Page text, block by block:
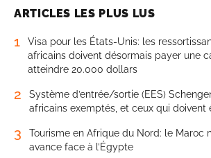
ARTICLES LES PLUS LUS
1
Visa pour les États-Unis: les
africains doivent désormais payer une
atteindre 20.000 dollars
2
Système d’entrée/sortie (EES)
africains exemptés, et ceux qui doivent
3
Tourisme en Afrique du Nord: le Maroc
avance face à l’Égypte